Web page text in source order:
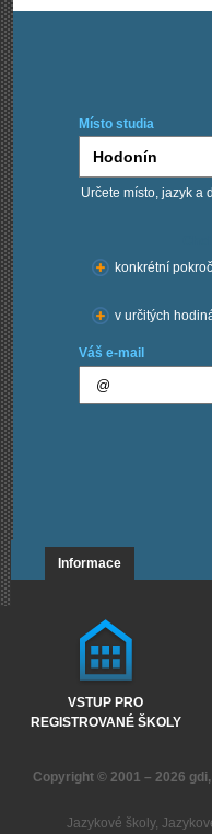
Místo studia
Určete místo, jazyk a
konkrétní
v určitých
Váš e-mail
Informace
VSTUP PRO
REGISTROVANÉ ŠKOLY
Copyright © 2001 – 2026
Jazykové školy,